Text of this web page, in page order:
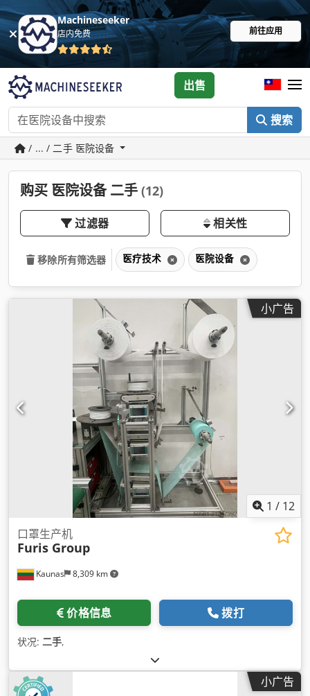
Machineseeker
店内免费 前往应用
搜索
出售
/ ... / 二手 医院设备
购买 医院设备 二手 (12)
过滤器 相关性
移除所有筛选器 医疗技术 医院设备
小广告
1 / 12
Kaunas 8,309 km
口罩生产机
Furis Group
价格信息 拨打
状况: 二手,
小广告